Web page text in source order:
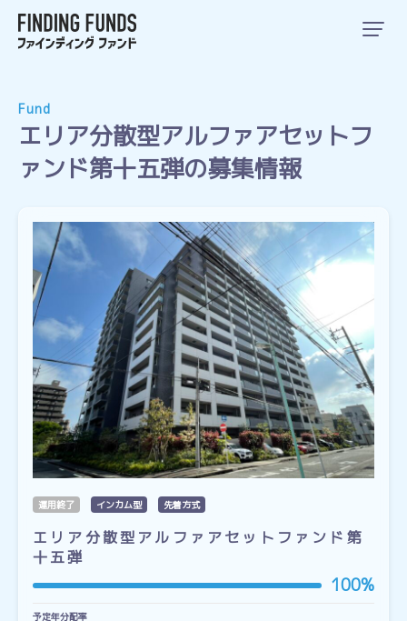
Fund
エリア分散型アルファアセットフ
ァンド第十五弾の募集情報
運用終了 インカム型 先着方式
エリア分散型アルファアセットファンド第
十五弾
100%
予定年分配率